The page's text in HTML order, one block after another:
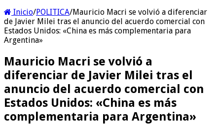
Inicio/POLITICA/Mauricio Macri se volvió a diferenciar
de Javier Milei tras el anuncio del acuerdo comercial con
Estados Unidos: «China es más complementaria para
Argentina»
Mauricio Macri se volvió a
diferenciar de Javier Milei tras el
anuncio del acuerdo comercial con
Estados Unidos: «China es más
complementaria para Argentina»